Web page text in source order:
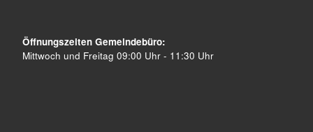
Öffnungszeiten Gemeindebüro:
Mittwoch und Freitag 09:00 Uhr - 11:30 Uhr